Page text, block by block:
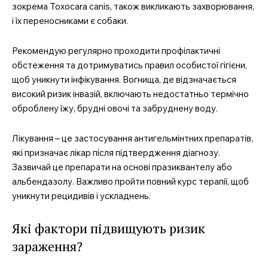
зокрема Toxocara canis, також викликають захворювання,
і їх переносниками є собаки.
Рекомендую регулярно проходити профілактичні
обстеження та дотримуватись правил особистої гігієни,
щоб уникнути інфікування. Вогнища, де відзначається
високий ризик інвазій, включають недостатньо термічно
оброблену їжу, брудні овочі та забруднену воду.
Лікування – це застосування антигельмінтних препаратів,
які призначає лікар після підтвердження діагнозу.
Зазвичай це препарати на основі празиквантелу або
альбендазолу. Важливо пройти повний курс терапії, щоб
уникнути рецидивів і ускладнень.
Які фактори підвищують ризик
зараження?